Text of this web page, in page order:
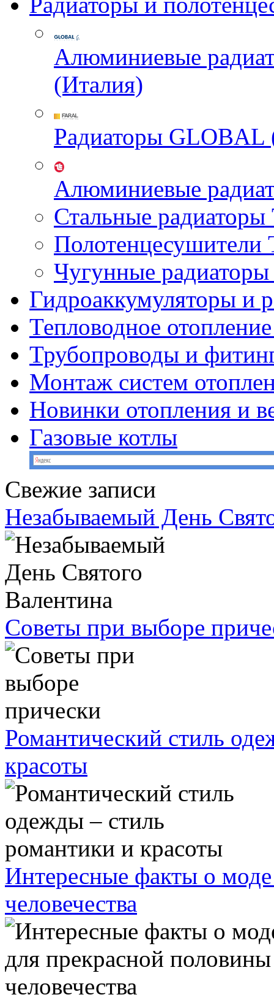
Алюминиевые
(Италия)
Радиаторы GLOBAL
Алюминиевые
Стальные
Чугунные
Гидроаккумуляторы и
Тепловодное
Трубопроводы и
Монтаж систем
Новинки отопления и
Газовые котлы
Свежие записи
Незабываемый День
Советы при выборе
Романтический стиль
красоты
Интересные факты о
человечества